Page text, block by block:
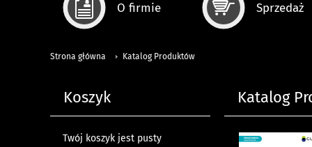
O firmie Sprzedaż
Strona główna Katalog Produktów
Koszyk
Twój koszyk jest pusty
Katalog